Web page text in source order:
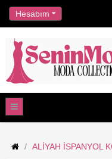
Hesabım
ALIYAH İSPANYOL